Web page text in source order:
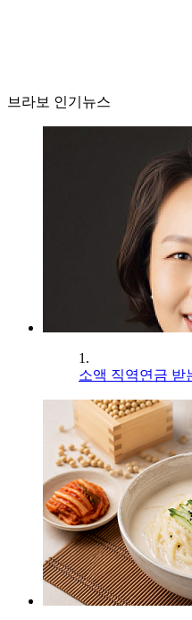
브라보 인기뉴스
1.
소액 직역연금 받